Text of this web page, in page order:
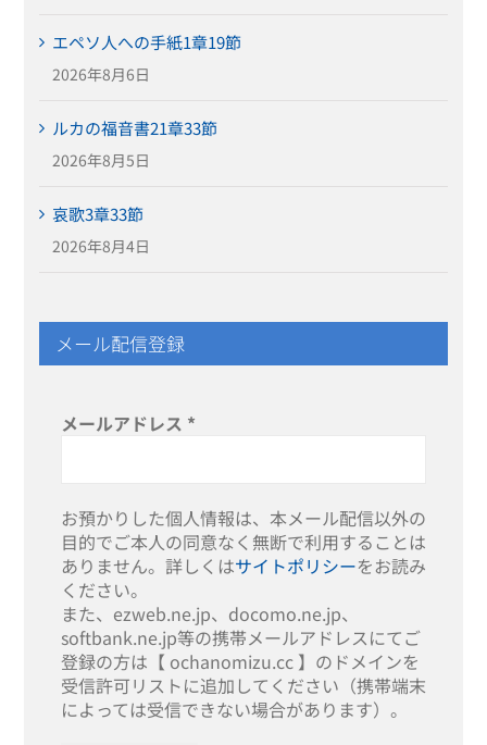
エペソ人への手紙1章19節
2026年8月6日
ルカの福音書21章33節
2026年8月5日
哀歌3章33節
2026年8月4日
メール配信登録
メールアドレス *
お預かりした個人情報は、本メール配信以外の
目的でご本人の同意なく無断で利用することは
ありません。詳しくはサイトポリシーをお読み
ください。
また、ezweb.ne.jp、docomo.ne.jp、
softbank.ne.jp等の携帯メールアドレスにてご
登録の方は【 ochanomizu.cc 】のドメインを
受信許可リストに追加してください（携帯端末
によっては受信できない場合があります）。